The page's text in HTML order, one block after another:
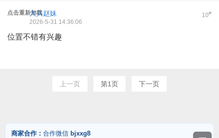
点击重新加载 10#
大兴赵妹
2026-5-31 14:36:06
位置不错有兴趣
上一页 第1页 下一页
商家合作： 合作微信 bjxxg8